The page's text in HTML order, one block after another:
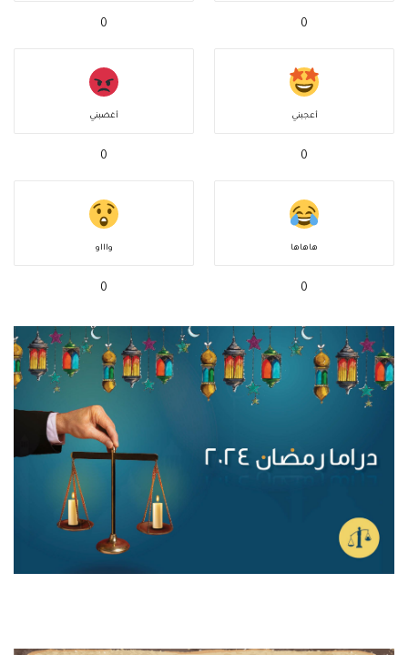
0
0
أعجبني
0
أغضبني
0
هاهاها
0
واااو
0